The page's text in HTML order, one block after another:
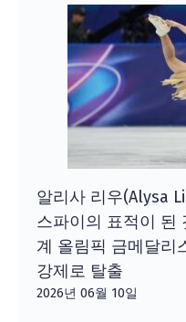
알리사 리우(Alysa
스파이의 표적이 된
계 올림픽 금메달리
강제로 탈출
2026년 06월 10일